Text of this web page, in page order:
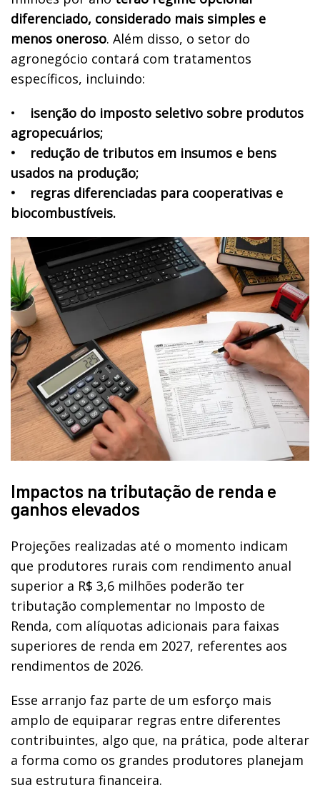
diferenciado, considerado mais simples e
menos oneroso. Além disso, o setor do
agronegócio contará com tratamentos
específicos, incluindo:
• isenção do imposto seletivo sobre produtos
agropecuários;
• redução de tributos em insumos e bens
usados na produção;
• regras diferenciadas para cooperativas e
biocombustíveis.
Impactos na tributação de renda e
ganhos elevados
Projeções realizadas até o momento indicam
que produtores rurais com rendimento anual
superior a R$ 3,6 milhões poderão ter
tributação complementar no Imposto de
Renda, com alíquotas adicionais para faixas
superiores de renda em 2027, referentes aos
rendimentos de 2026.
Esse arranjo faz parte de um esforço mais
amplo de equiparar regras entre diferentes
contribuintes, algo que, na prática, pode alterar
a forma como os grandes produtores planejam
sua estrutura financeira.